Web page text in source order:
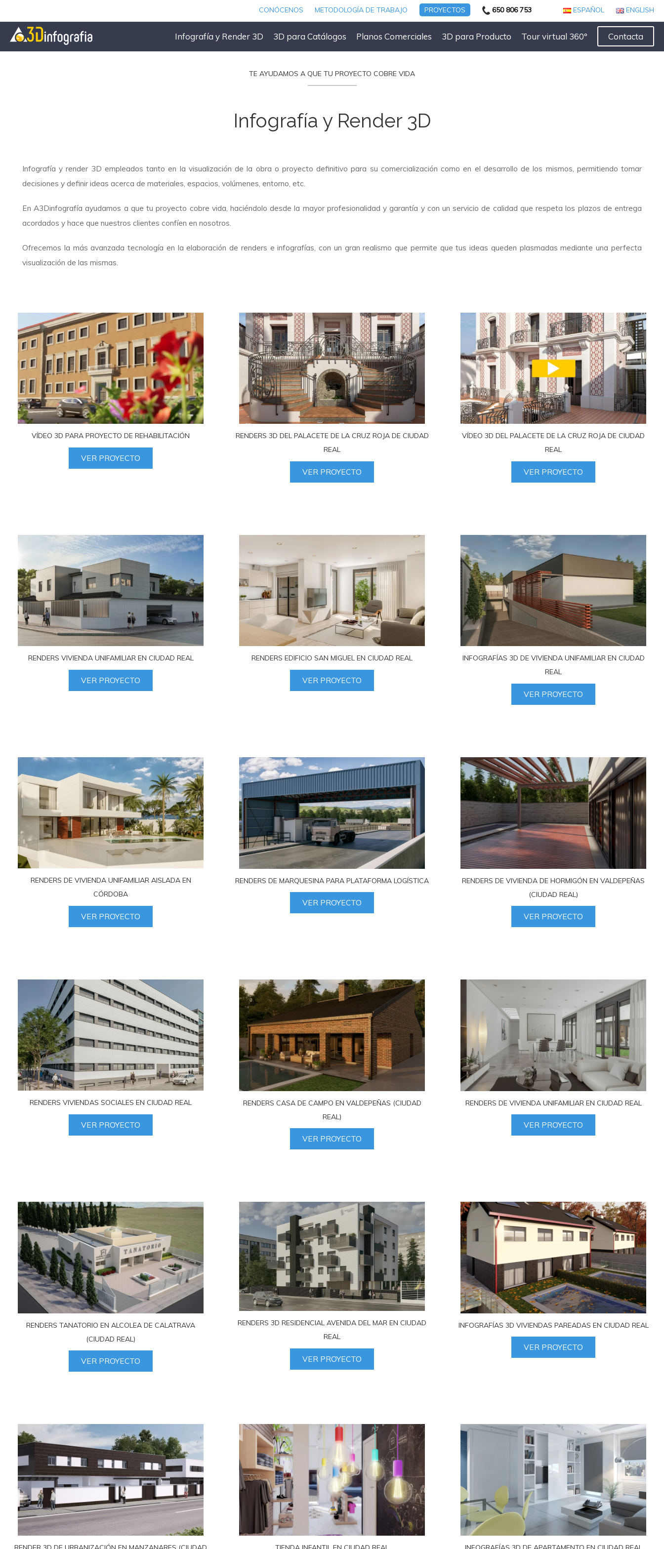
CONÓCENOS METODOLOGÍA DE TRABAJO PROYECTOS 650 806 753 ESPAÑOL ENGLISH
Infografía y Render 3D 3D para Catálogos Planos Comerciales 3D para Producto Tour virtual 360º Contacta
TE AYUDAMOS A QUE TU PROYECTO COBRE VIDA
Infografía y Render 3D
Infografía y render 3D empleados tanto en la visualización de la obra o proyecto definitivo para su comercialización como en el desarrollo de los mismos, permitiendo tomar
decisiones y definir ideas acerca de materiales, espacios, volúmenes, entorno, etc.
En A3Dinfografía ayudamos a que tu proyecto cobre vida, haciéndolo desde la mayor profesionalidad y garantía y con un servicio de calidad que respeta los plazos de entrega
acordados y hace que nuestros clientes confíen en nosotros.
Ofrecemos la más avanzada tecnología en la elaboración de renders e infografías, con un gran realismo que permite que tus ideas queden plasmadas mediante una perfecta
visualización de las mismas.
VÍDEO 3D PARA PROYECTO DE REHABILITACIÓN
VER PROYECTO
RENDERS 3D DEL PALACETE DE LA CRUZ ROJA DE CIUDAD
REAL
VER PROYECTO
VÍDEO 3D DEL PALACETE DE LA CRUZ ROJA DE CIUDAD
REAL
VER PROYECTO
RENDERS VIVIENDA UNIFAMILIAR EN CIUDAD REAL
VER PROYECTO
RENDERS EDIFICIO SAN MIGUEL EN CIUDAD REAL
VER PROYECTO
INFOGRAFÍAS 3D DE VIVIENDA UNIFAMILIAR EN CIUDAD
REAL
VER PROYECTO
RENDERS DE VIVIENDA UNIFAMILIAR AISLADA EN
CÓRDOBA
VER PROYECTO
RENDERS DE MARQUESINA PARA PLATAFORMA LOGÍSTICA
VER PROYECTO
RENDERS DE VIVIENDA DE HORMIGÓN EN VALDEPEÑAS
(CIUDAD REAL)
VER PROYECTO
RENDERS VIVIENDAS SOCIALES EN CIUDAD REAL
VER PROYECTO
RENDERS CASA DE CAMPO EN VALDEPEÑAS (CIUDAD
REAL)
VER PROYECTO
RENDERS DE VIVIENDA UNIFAMILIAR EN CIUDAD REAL
VER PROYECTO
RENDERS TANATORIO EN ALCOLEA DE CALATRAVA
(CIUDAD REAL)
VER PROYECTO
RENDERS 3D RESIDENCIAL AVENIDA DEL MAR EN CIUDAD
REAL
VER PROYECTO
INFOGRAFÍAS 3D VIVIENDAS PAREADAS EN CIUDAD REAL
VER PROYECTO